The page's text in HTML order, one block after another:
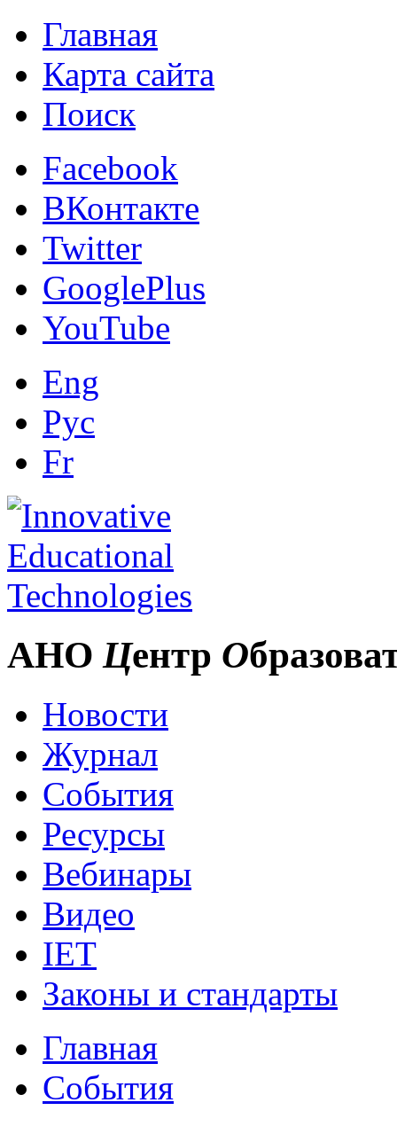
Главная
Карта сайта
Поиск
Facebook
ВКонтакте
Twitter
GooglePlus
YouTube
Eng
Рус
Fr
АНО Центр О
Новости
Журнал
События
Ресурсы
Вебинары
Видео
IET
Законы и стандарты
Главная
События